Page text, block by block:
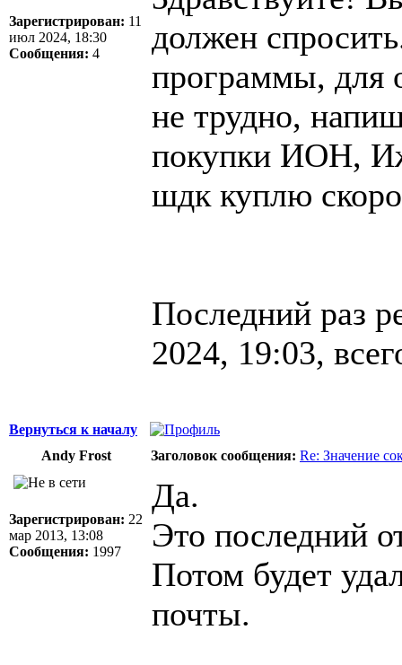
Зарегистрирован: 11
июл 2024, 18:30
Сообщения: 4
должен
программы, для
не трудно,
покупки ИОН,
шдк куплю
Последний раз
2024, 19:03,
Вернуться к началу
Andy Frost
Заголовок сообщения: Re: Значение
Зарегистрирован: 22
мар 2013, 13:08
Сообщения: 1997
Да.
Это последний
Потом будет
почты.